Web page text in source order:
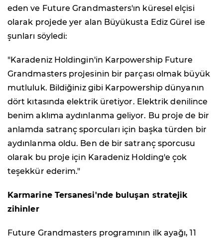
eden ve Future Grandmasters'ın küresel elçisi
olarak projede yer alan Büyükusta Ediz Gürel ise
şunları söyledi:
"Karadeniz Holdingin'in Karpowership Future
Grandmasters projesinin bir parçası olmak büyük
mutluluk. Bildiğiniz gibi Karpowership dünyanın
dört kıtasında elektrik üretiyor. Elektrik denilince
benim aklıma aydınlanma geliyor. Bu proje de bir
anlamda satranç sporcuları için başka türden bir
aydınlanma oldu. Ben de bir satranç sporcusu
olarak bu proje için Karadeniz Holding'e çok
teşekkür ederim."
Karmarine Tersanesi'nde buluşan stratejik
zihinler
Future Grandmasters programının ilk ayağı, 11